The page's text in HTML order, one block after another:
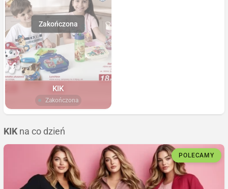
KIK
Zakończona
KIKna co dzień
POLECAMY